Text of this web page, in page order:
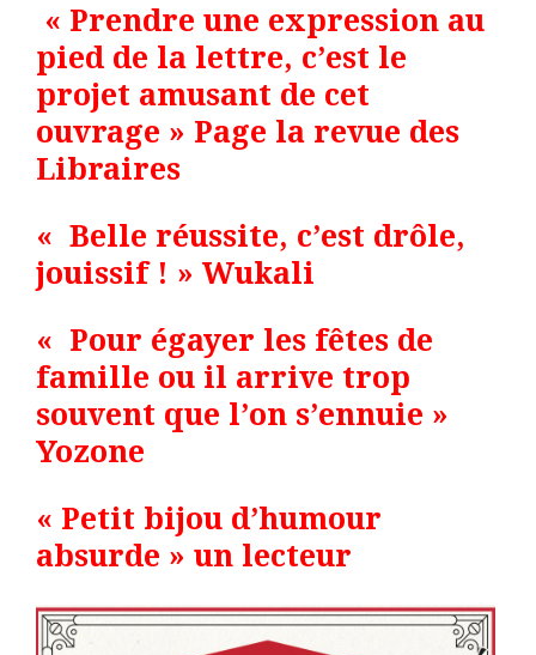
« Prendre une expression au
pied de la lettre, c’est le
projet amusant de cet
ouvrage » Page la revue des
Libraires
« Belle réussite, c’est drôle,
jouissif ! » Wukali
« Pour égayer les fêtes de
famille ou il arrive trop
souvent que l’on s’ennuie »
Yozone
« Petit bijou d’humour
absurde » un lecteur